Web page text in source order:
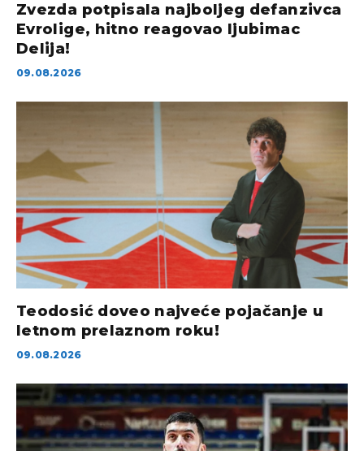
Zvezda potpisala najboljeg defanzivca
Evrolige, hitno reagovao ljubimac
Delija!
09.08.2026
Teodosić doveo najveće pojačanje u
letnom prelaznom roku!
09.08.2026